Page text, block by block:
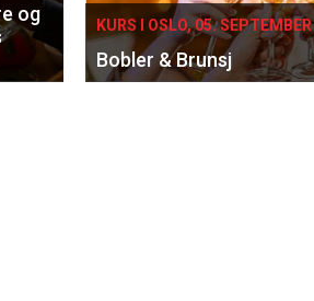
og
KURS I OSLO, 05. SEPTEMBER
Bobler & Brunsj